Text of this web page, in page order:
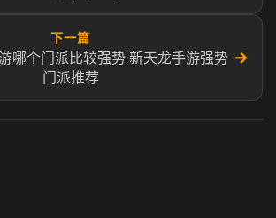
下一篇
哪个门派比较强势 新天龙手游强势
门派推荐
→